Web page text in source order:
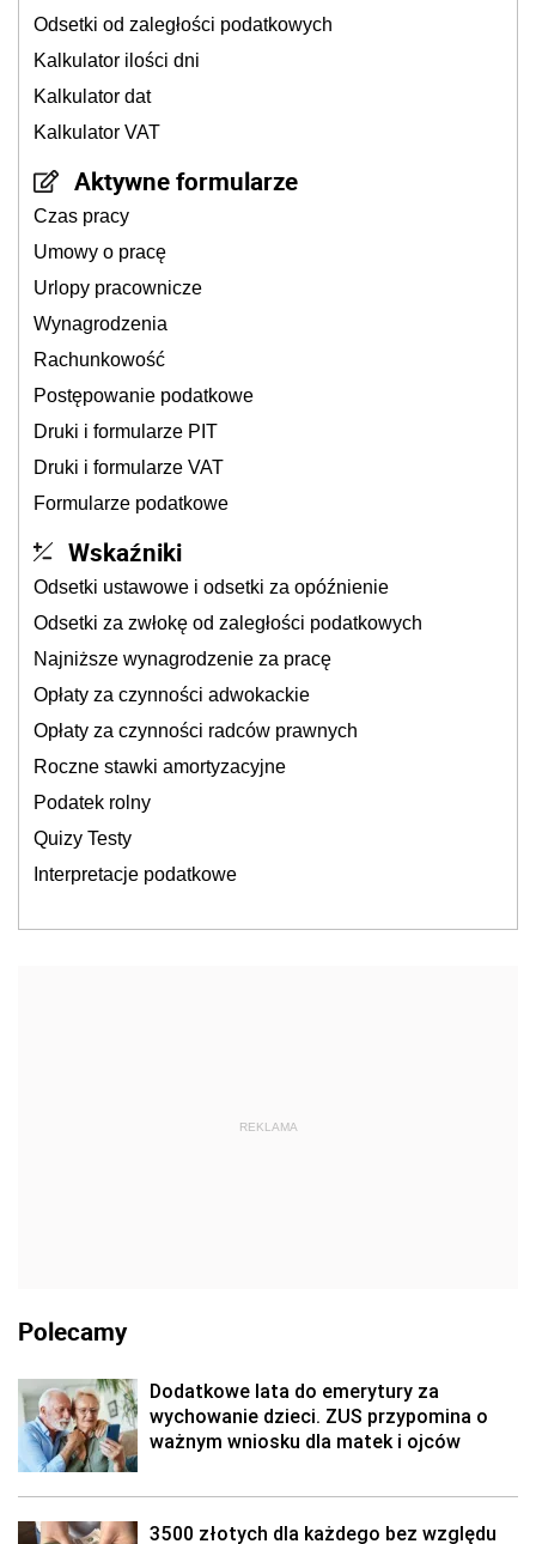
Odsetki od zaległości podatkowych
Kalkulator ilości dni
Kalkulator dat
Kalkulator VAT
Aktywne formularze
Czas pracy
Umowy o pracę
Urlopy pracownicze
Wynagrodzenia
Rachunkowość
Postępowanie podatkowe
Druki i formularze PIT
Druki i formularze VAT
Formularze podatkowe
Wskaźniki
Odsetki ustawowe i odsetki za opóźnienie
Odsetki za zwłokę od zaległości podatkowych
Najniższe wynagrodzenie za pracę
Opłaty za czynności adwokackie
Opłaty za czynności radców prawnych
Roczne stawki amortyzacyjne
Podatek rolny
Quizy Testy
Interpretacje podatkowe
REKLAMA
Polecamy
Dodatkowe lata do emerytury za
wychowanie dzieci. ZUS przypomina o
ważnym wniosku dla matek i ojców
3500 złotych dla każdego bez względu